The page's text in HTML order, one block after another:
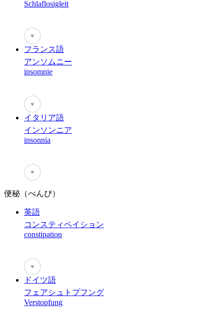
Schlaflosigleit
♥
フランス語
アンソムニー
insomnie
♥
イタリア語
インソンニア
insonnia
♥
便秘（べんぴ）
英語
コンスティペイション
constipation
♥
ドイツ語
フェアシュトプフング
Verstopfung